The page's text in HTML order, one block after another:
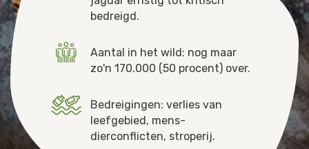
bedreigd.
Aantal in het wild: nog maar
zo'n 170.000 (50 procent) over.
Bedreigingen: verlies van
leefgebied, mens-
dierconflicten, stroperij.
Luipaard
Kleding & Accessoires
Speelgoed